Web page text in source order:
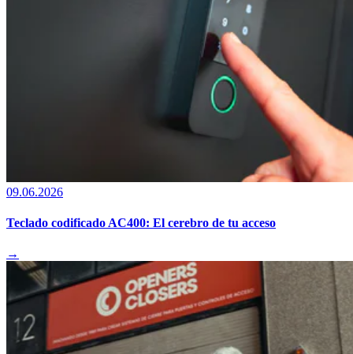
09.06.2026
Teclado codificado AC400: El cerebro de tu acceso
→